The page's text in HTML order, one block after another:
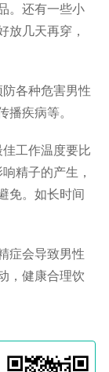
。还有一些小
放几天再穿，
各种危害男性
播疾病等。
工作温度要比
精子的产生，
免。如长时间
症会导致男性
，健康合理饮